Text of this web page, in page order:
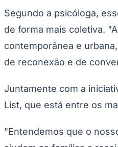
Segundo a psicóloga,
de forma mais coletiva.
contemporânea e
de reconexão e de
Juntamente com a
List, que está entre os
"Entendemos que o